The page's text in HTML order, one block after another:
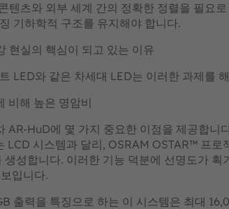
텐츠와 외부 세계 간의 정확한 정렬을 필요
기하학적 구조를 유지해야 합니다.
현실의 핵심이 되고 있는 이유
LED와 같은 차세대 LED는 이러한 과제를
비해 높은 명암비
AR-HuD에 몇 가지 중요한 이점을 제공합니
LCD 시스템과 달리, OSRAM OSTAR™ 프
성합니다. 이러한 기능 덕분에 선명도가
입니다.
출력을 특징으로 하는 이 시스템은 최대